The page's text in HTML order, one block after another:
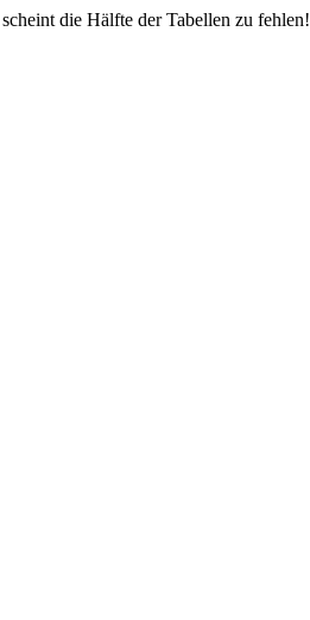
die Hälfte der Tabellen zu fehlen!